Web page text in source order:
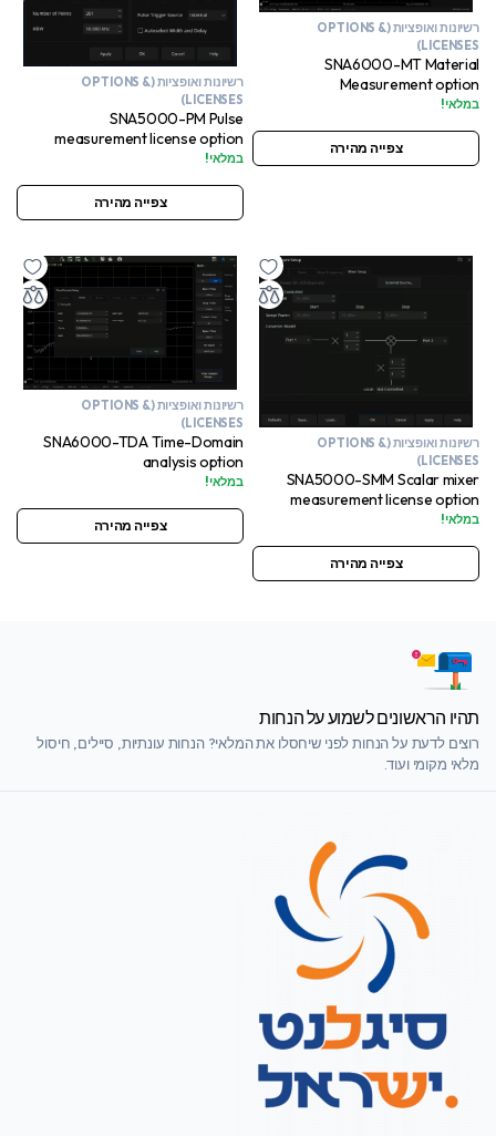
רשיונות ואופציות (OPTIONS &
LICENSES)
SNA6000-MT Material
Measurement option
במלאי!
צפייה מהירה
רשיונות ואופציות (OPTIONS &
LICENSES)
SNA5000-PM Pulse
measurement license option
במלאי!
צפייה מהירה
רשיונות ואופציות (OPTIONS &
LICENSES)
SNA5000-SMM Scalar mixer
measurement license option
במלאי!
צפייה מהירה
רשיונות ואופציות (OPTIONS &
LICENSES)
SNA6000-TDA Time-Domain
analysis option
במלאי!
צפייה מהירה
תהיו הראשונים לשמוע על הנחות
רוצים לדעת על הנחות לפני שיחסלו את המלאי? הנחות עונתיות, סיילים, חיסול
מלאי מקומי ועוד.